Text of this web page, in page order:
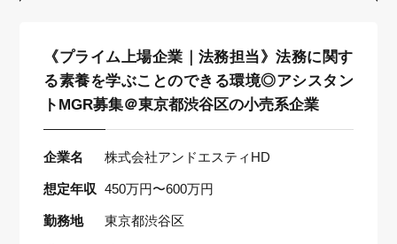
《プライム上場企業｜法務担当》法務に関す
る素養を学ぶことのできる環境◎アシスタン
トMGR募集＠東京都渋谷区の小売系企業
企業名 株式会社アンドエスティHD
想定年収 450万円〜600万円
勤務地 東京都渋谷区